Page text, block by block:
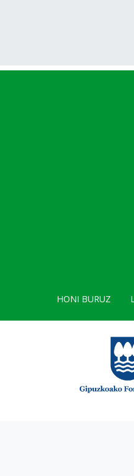
HONI BURUZ